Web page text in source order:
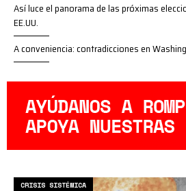
Así luce el panorama de las próximas
EE.UU.
A conveniencia: contradicciones en
CRISIS SISTÉMICA